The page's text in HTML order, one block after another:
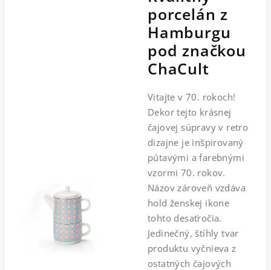
porcelán z
Hamburgu
pod značkou
ChaCult
Vitajte v 70. rokoch!
Dekor tejto krásnej
čajovej súpravy v retro
dizajne je inšpirovaný
pútavými a farebnými
vzormi 70. rokov.
Názov zároveň vzdáva
hold ženskej ikone
tohto desaťročia.
Jedinečný, štíhly tvar
produktu vyčnieva z
ostatných čajových